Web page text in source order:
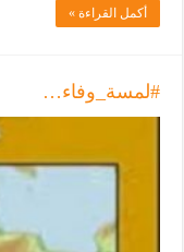
أكمل القراءة »
#لمسة_وفاء…